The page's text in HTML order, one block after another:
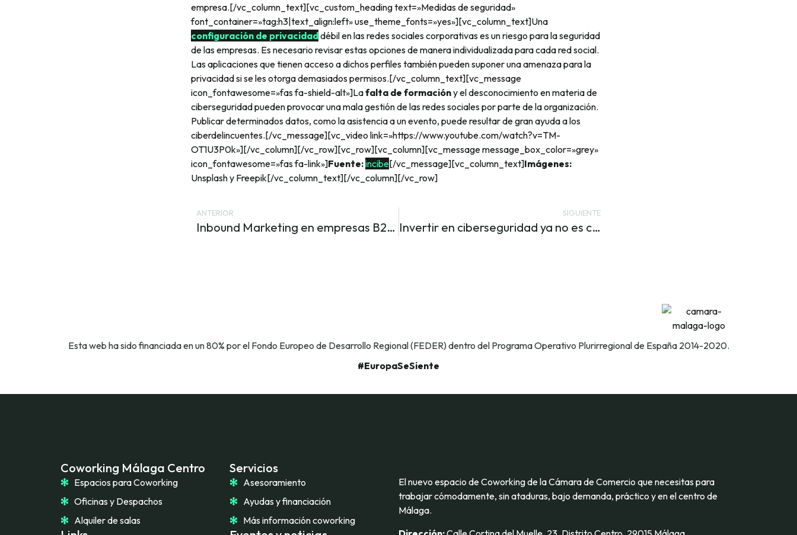
empresa.[/vc_column_text][vc_custom_heading text=»Medidas de seguridad»
font_container=»tag:h3|text_align:left» use_theme_fonts=»yes»][vc_column_text]Una
configuración de privacidaddébil en las redes sociales corporativas es un riesgo para la seguridad
de las empresas. Es necesario revisar estas opciones de manera individualizada para cada red social.
Las aplicaciones que tienen acceso a dichos perfiles también pueden suponer una amenaza para la
privacidad si se les otorga demasiados permisos.[/vc_column_text][vc_message
icon_fontawesome=»fas fa-shield-alt»]Lafalta de formacióny el desconocimiento en materia de
ciberseguridad pueden provocar una mala gestión de las redes sociales por parte de la organización.
Publicar determinados datos, como la asistencia a un evento, puede resultar de gran ayuda a los
ciberdelincuentes.[/vc_message][vc_video link=»https://www.youtube.com/watch?v=TM-
OT1U3P0k»][/vc_column][/vc_row][vc_row][vc_column][vc_message message_box_color=»grey»
icon_fontawesome=»fas fa-link»]Fuente:incibe[/vc_message][vc_column_text]Imágenes:
Unsplash y Freepik[/vc_column_text][/vc_column][/vc_row]
ANTERIOR
Inbound Marketing en empresas B2B: claves del estudio EIM 2021
SIGUIENTE
Invertir en ciberseguridad ya no es cosa de grandes: las PYMEs incrementan su partida de gasto
Esta web ha sido financiada en un 80% por el Fondo Europeo de Desarrollo Regional (FEDER) dentro del Programa Operativo Plurirregional de España 2014-2020.
#EuropaSeSiente
Coworking Málaga Centro
Espacios para Coworking
Oficinas y Despachos
Alquiler de salas
Servicios
Asesoramiento
Ayudas y financiación
Más información coworking
El nuevo espacio de Coworking de la Cámara de Comercio que necesitas para
trabajar cómodamente, sin ataduras, bajo demanda, práctico y en el centro de
Málaga.